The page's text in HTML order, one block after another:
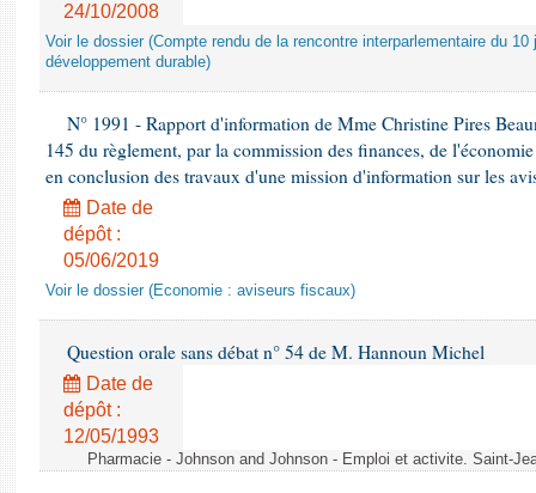
24/10/2008
Voir le dossier (Compte rendu de la rencontre interparlementaire du
développement durable)
N° 1991 - Rapport d'information de Mme Christine Pires
145 du règlement, par la commission des finances, de
en conclusion des travaux d'une mission d'information sur les
Date de
dépôt :
05/06/2019
Voir le dossier (Economie : aviseurs fiscaux)
Question orale sans débat n° 54 de M. Hannoun Michel
Date de
dépôt :
12/05/1993
Pharmacie - Johnson and Johnson - Emploi et activite. Saint-